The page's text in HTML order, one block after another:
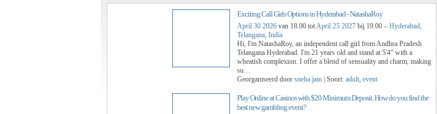
Exciting Call Girls Options in Hyderabad - NatashaRoy
April 30 2026 van 18.00 totApril 25 2027 bij 19.00 – Hyderabad,
Telangana, India
Hi, I'm NatashaRoy, an independent call girl from Andhra Pradesh
Telangana Hyderabad. I'm 21 years old and stand at 5'4” with a
wheatish complexion. I offer a blend of sensuality and charm, making
su…
Georganiseerd door sneha jain | Soort: adult, event
Play Online at Casinos with $20 Minimum Deposit. How do you find the
best new gambling event?